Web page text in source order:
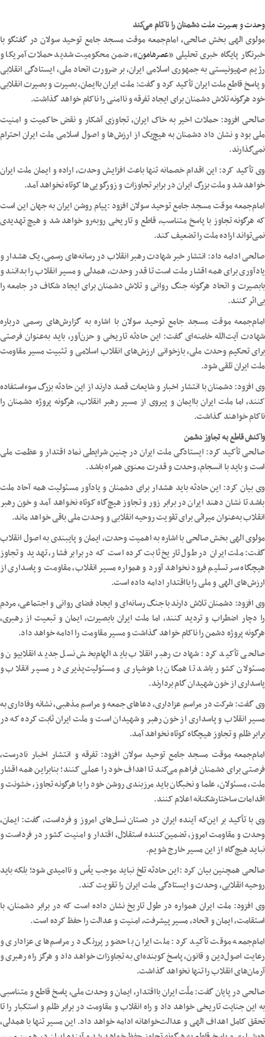
وحدت و بصیرت ملتدشمنان را ناکام می‌کند
مولوی الهی بخش صالحی، امام‌جمعه موقت مسجد جامع توحید سولان در گفتگو با
خبرنگار پایگاه خبری تحلیلی «عصرهامون»، ضمن محکومیت شدید حملات آمریکا و
رژیم صهیونیستی به جمهوری اسلامی ایران، بر ضرورت اتحاد ملی، ایستادگی انقلابی
و پاسخ قاطع ملت ایران تأکید کرد و گفت: ملت ایران باایمان، بصیرت و بصیرت انقلابی
خود هرگونه تلاش دشمنان برای ایجاد تفرقه و ناامنی را ناکام خواهد گذاشت.
صالحی افزود: حملات اخیر به خاک ایران، تجاوزی آشکار و نقض حاکمیت و امنیت
ملی بود و نشان داد دشمنان به هیچ‌یک از ارزش‌ها و اصول اسلامی ملت ایران احترام
نمی‌گذارند.
وی تأکید کرد: این اقدام خصمانه تنها باعث افزایش وحدت، اراده و ایمان ملت ایران
خواهد شد و ملت بزرگ ایران در برابر تجاوزات و زورگویی‌ها کوتاه نخواهد آمد.
امام‌جمعه موقت مسجد جامع توحید سولان افزود :پیام روشن ایران به جهان این است
که هرگونه تجاوز با پاسخ متناسب، قاطع و تاریخی روبه‌رو خواهد شد و هیچ تهدیدی
نمی‌تواند اراده ملت را تضعیف کند.
صالحی ادامه داد: انتشار خبر شهادت رهبر انقلاب در رسانه‌های رسمی، یک هشدار و
یادآوری برای همه اقشار ملت است تا قدر وحدت، همدلی و مسیر انقلاب را بدانند و
بابصیرت و اتحاد هرگونه جنگ روانی و تلاش دشمنان برای ایجاد شکاف در جامعه را
بی‌اثر کنند.
امام‌جمعه موقت مسجد جامع توحید سولان با اشاره به گزارش‌های رسمی درباره
شهادت آیت‌الله خامنه‌ای گفت: این حادثه تاریخی و حزن‌آور، باید به‌عنوان فرصتی
برای تحکیم وحدت ملی، بازخوانی ارزش‌های انقلاب اسلامی و تثبیت مسیر مقاومت
ملت ایران تلقی شود.
وی افزود: دشمنان با انتشار اخبار و شایعات قصد دارند از این حادثه بزرگ سوءاستفاده
کنند، اما ملت ایران باایمان و پیروی از مسیر رهبر انقلاب، هرگونه پروژه دشمنان را
ناکام خواهند گذاشت.
واکنش قاطع به تجاوز دشمن
صالحی تأکید کرد: ایستادگی ملت ایران در چنین شرایطی نماد اقتدار و عظمت ملی
است و باید با انسجام، وحدت و قدرت معنوی همراه باشد.
وی بیان کرد: این حادثه باید هشدار برای دشمنان و یادآور مسئولیت همه آحاد ملت
باشد تا نشان دهند ایران در برابر زور و تجاوز هیچ‌گاه کوتاه نخواهد آمد و خون رهبر
انقلاب به‌عنوان میراثی برای تقویت روحیه انقلابی و وحدت ملی باقی خواهد ماند.
مولوی الهی بخش صالحی با اشاره به اهمیت وحدت، ایمان و پایبندی به اصول انقلاب
گفت: ملت ایران در طول تاریخ ثابت کرده است که در برابر فشار، تهدید و تجاوز
هیچگاه سر تسلیم فرود نخواهد آورد و همواره مسیر انقلاب، مقاومت و پاسداری از
ارزش‌های الهی و ملی را بااقتدار ادامه داده است.
وی افزود: دشمنان تلاش دارند با جنگ رسانه‌ای و ایجاد فضای روانی و اجتماعی، مردم
را دچار اضطراب و تردید کنند، اما ملت ایران بابصیرت، ایمان و تبعیت از رهبری،
هرگونه پروژه دشمن را ناکام خواهد گذاشت و مسیر مقاومت را ادامه خواهد داد.
صالحی تأکید کرد: شهادت رهبر انقلاب باید الهام‌بخش نسل جدید انقلابیون و
مسئولان کشور باشد تا همگان با هوشیاری و مسئولیت‌پذیری در مسیر انقلاب و
پاسداری از خون شهیدان گام بردارند.
وی گفت: شرکت در مراسم عزاداری، دعاهای جمعه و مراسم مذهبی، نشانه وفاداری به
مسیر انقلاب و پاسداری از خون رهبر و شهیدان است و ملت ایران ثابت کرده که در
برابر ظلم و تجاوز هیچگاه کوتاه نخواهد آمد.
امام‌جمعه موقت مسجد جامع توحید سولان افزود: تفرقه و انتشار اخبار نادرست،
فرصتی برای دشمنان فراهم می‌کند تا اهداف خود را عملی کنند؛ بنابراین همه اقشار
ملت، مسئولان، علما و نخبگان باید مرزبندی روشن خود را با هرگونه تجاوز، خشونت و
اقدامات ساختارشکنانه اعلام کنند.
وی با تأکید بر این‌که آینده ایران در دستان نسل‌های امروز و فرداست، گفت: ایمان،
وحدت و مقاومت امروز، تضمین‌کننده استقلال، اقتدار و امنیت کشور در فرداست و
نباید هیچ‌گاه از این مسیر خارج شویم.
صالحی همچنین بیان کرد :این حادثه تلخ نباید موجب یأس و ناامیدی شود؛ بلکه باید
روحیه انقلابی، وحدت و ایستادگی ملت ایران را تقویت کند.
وی افزود: ملت ایران همواره در طول تاریخ نشان داده است که در برابر دشمنان، با
استقامت، ایمان و اتحاد، مسیر پیشرفت، امنیت و عدالت را حفظ کرده است.
امام‌جمعه موقت تأکید کرد: ملت ایران با حضور پررنگ در مراسم‌های عزاداری و
رعایت اصول‌دین و قانون، پاسخ کوبنده‌ای به تجاوزات خواهد داد و هرگز راه رهبری و
آرمان‌های انقلاب را تنها نخواهد گذاشت.
صالحی در پایان گفت: ملّت ایران بااقتدار، ایمان و وحدت ملی، پاسخ قاطع و متناسبی
به این جنایت تاریخی خواهد داد و راه انقلاب و مقاومت در برابر ظلم و استکبار را تا
تحقق کامل اهداف الهی و عدالت‌خواهانه ادامه خواهد داد. این مسیر تنها با همدلی،